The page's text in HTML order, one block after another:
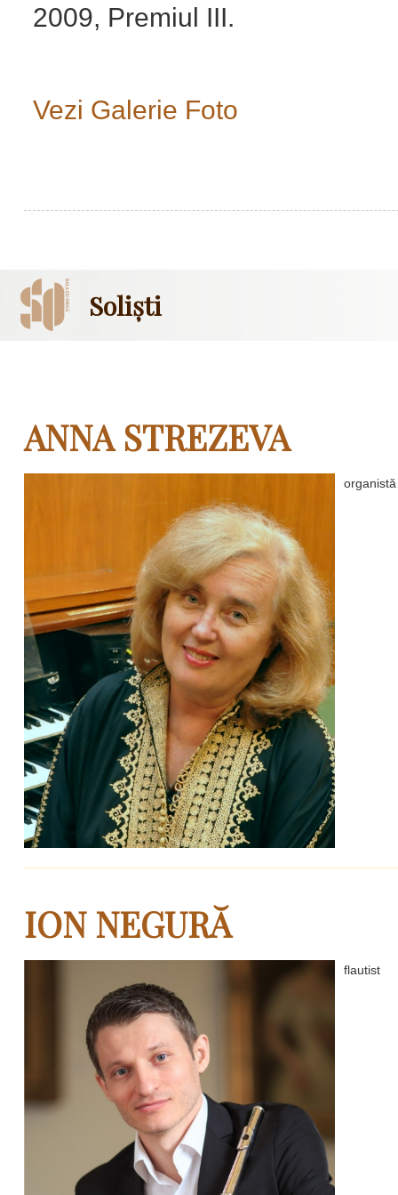
2009, Premiul III.
Vezi Galerie Foto
Soliști
ANNA STREZEVA
organistă
ION NEGURĂ
flautist